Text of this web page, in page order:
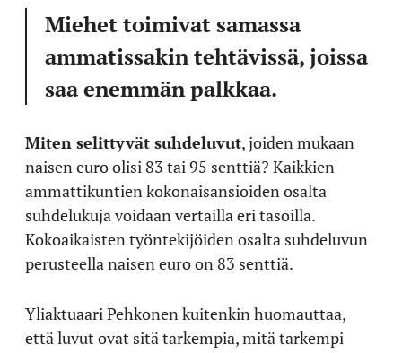
Miehet toimivat samassa
ammatissakin tehtävissä, joissa
saa enemmän palkkaa.
Miten selittyvät suhdeluvut, joiden mukaan
naisen euro olisi 83 tai 95 senttiä? Kaikkien
ammattikuntien kokonaisansioiden osalta
suhdelukuja voidaan vertailla eri tasoilla.
Kokoaikaisten työntekijöiden osalta suhdeluvun
perusteella naisen euro on 83 senttiä.
Yliaktuaari Pehkonen kuitenkin huomauttaa,
että luvut ovat sitä tarkempia, mitä tarkempi